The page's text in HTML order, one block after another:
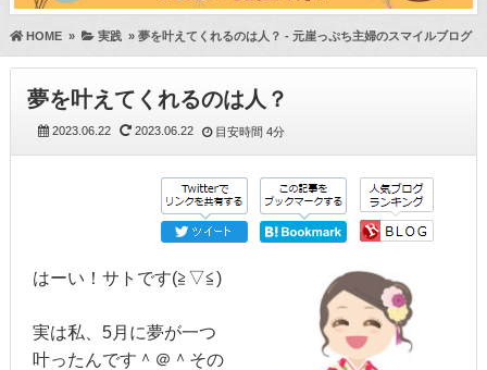
HOME» 実践» 夢を叶えてくれるのは人？ - 元崖っぷち主婦のスマイルブログ
夢を叶えてくれるのは人？
2023.06.22 2023.06.22 目安時間 4分
はーい！サトです(≧▽≦)
実は私、5月に夢が一つ
叶ったんです＾＠＾その